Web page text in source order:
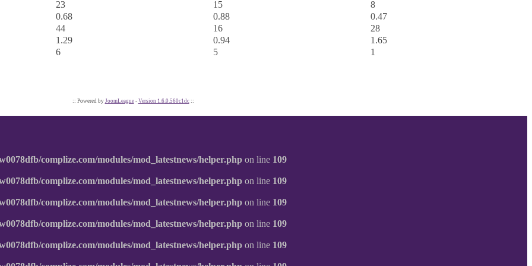
23 15
8
0.68
0.88
0.47
44
16
28
1.29
0.94
1.65
6
5 1
:: Powered by JoomLeague- Version 1.6.0.560c1dc::
complize.com/modules/mod_latestnews/helper.php on line 109
complize.com/modules/mod_latestnews/helper.php on line 109
complize.com/modules/mod_latestnews/helper.php on line 109
complize.com/modules/mod_latestnews/helper.php on line 109
complize.com/modules/mod_latestnews/helper.php on line 109